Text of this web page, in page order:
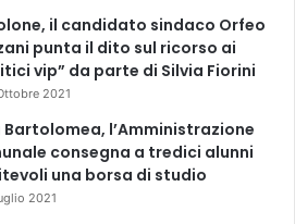
il candidato sindaco Orfeo
punta il dito sul ricorso ai
vip” da parte di Silvia Fiorini
2021
Bartolomea, l’Amministrazione
consegna a tredici alunni
una borsa di studio
2021